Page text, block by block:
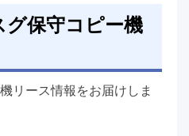
保守コピー機
リース情報をお届けしま